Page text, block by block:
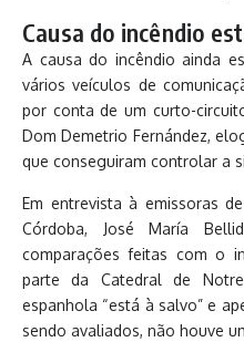
Causa do incêndio
A causa do incêndio ainda
vários veículos de
por conta de um curto-
Dom Demetrio Fernández,
que conseguiram controlar a
Em entrevista à emissoras
Córdoba, José María
comparações feitas com o
parte da Catedral de
espanhola “está à salvo” e
sendo avaliados, não houve